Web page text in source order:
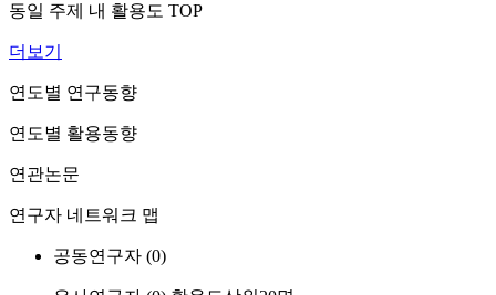
동일 주제 내 활용도 TOP
더보기
연도별 연구동향
연도별 활용동향
연관논문
연구자 네트워크 맵
공동연구자 (0)